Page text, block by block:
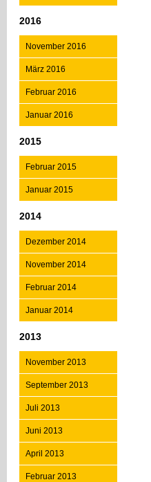
2016
November 2016
März 2016
Februar 2016
Januar 2016
2015
Februar 2015
Januar 2015
2014
Dezember 2014
November 2014
Februar 2014
Januar 2014
2013
November 2013
September 2013
Juli 2013
Juni 2013
April 2013
Februar 2013